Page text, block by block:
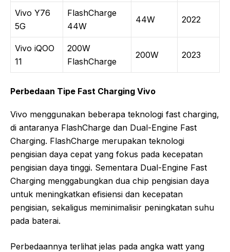
Vivo Y76
5G
FlashCharge
44W
44W 2022
Vivo iQOO
11
200W
FlashCharge
200W 2023
Perbedaan Tipe Fast Charging Vivo
Vivo menggunakan beberapa teknologi fast charging,
di antaranya FlashCharge dan Dual-Engine Fast
Charging. FlashCharge merupakan teknologi
pengisian daya cepat yang fokus pada kecepatan
pengisian daya tinggi. Sementara Dual-Engine Fast
Charging menggabungkan dua chip pengisian daya
untuk meningkatkan efisiensi dan kecepatan
pengisian, sekaligus meminimalisir peningkatan suhu
pada baterai.
Perbedaannya terlihat jelas pada angka watt yang